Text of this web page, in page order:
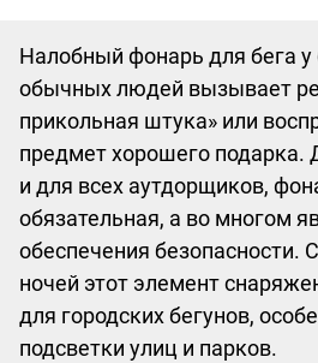
Налобный фонарь для бега
обычных людей вызывает
прикольная штука»‎ или
предмет хорошего подарка.
и для всех аутдорщиков,
обязательная, а во многом
обеспечения безопасности.
ночей этот элемент
для городских бегунов,
подсветки улиц и парков.